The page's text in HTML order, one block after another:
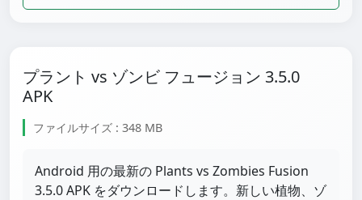
プラント vs ゾンビ フュージョン 3.5.0
APK
ファイルサイズ : 348 MB
Android 用の最新の Plants vs Zombies Fusion
3.5.0 APK をダウンロードします。新しい植物、ゾ